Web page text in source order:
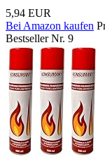
5,94 EUR
Bei Amazon kaufen
Bestseller Nr. 9